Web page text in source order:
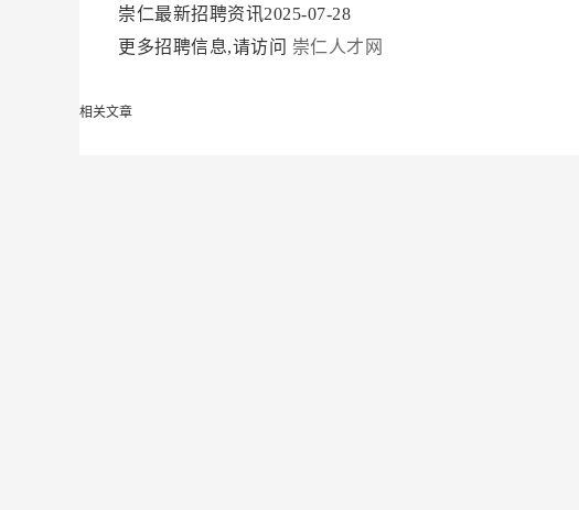
崇仁最新招聘资讯2025-07-28
更多招聘信息,请访问 崇仁人才网
相关文章